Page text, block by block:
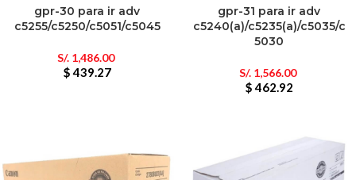
gpr-30 para ir adv
c5255/c5250/c5051/c5045
S/. 1,486.00
$ 439.27
gpr-31 para ir adv
c5240(a)/c5235(a)/c5035/c
5030
S/. 1,566.00
$ 462.92